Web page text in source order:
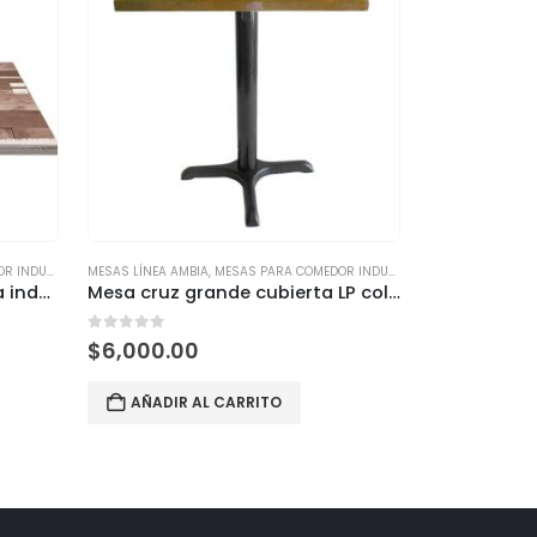
Mesa Cubierta estratificada industrial KABANA
MESAS LÍNEA AMBIA, MESAS PARA COMEDOR INDUSTRIAL
Mesa cruz grande cubierta LP colores
0 out of 5
$6,000.00
AÑADIR AL CARRITO